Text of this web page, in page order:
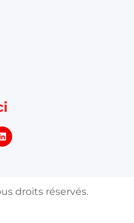
droits réservés.